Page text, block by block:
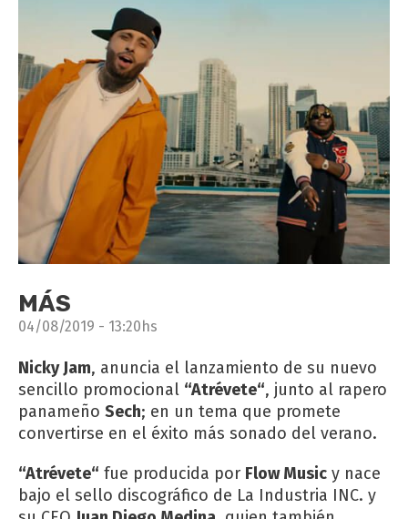
MÁS
04/08/2019 - 13:20hs
Nicky Jam, anuncia el lanzamiento de su nuevo
sencillo promocional “Atrévete“, junto al rapero
panameño Sech; en un tema que promete
convertirse en el éxito más sonado del verano.
“Atrévete“ fue producida por Flow Music y nace
bajo el sello discográfico de La Industria INC. y